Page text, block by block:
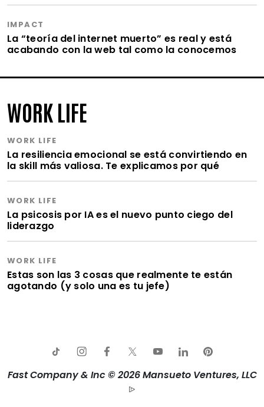
IMPACT
La “teoría del internet muerto” es real y está
acabando con la web tal como la conocemos
WORK LIFE
WORK LIFE
La resiliencia emocional se está convirtiendo en
la skill más valiosa. Te explicamos por qué
WORK LIFE
La psicosis por IA es el nuevo punto ciego del
liderazgo
WORK LIFE
Estas son las 3 cosas que realmente te están
agotando (y solo una es tu jefe)
Fast Company & Inc © 2026 Mansueto Ventures, LLC